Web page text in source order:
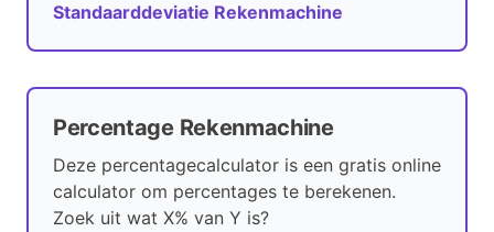
Standaarddeviatie Rekenmachine
Percentage Rekenmachine
Deze percentagecalculator is een gratis online
calculator om percentages te berekenen.
Zoek uit wat X% van Y is?